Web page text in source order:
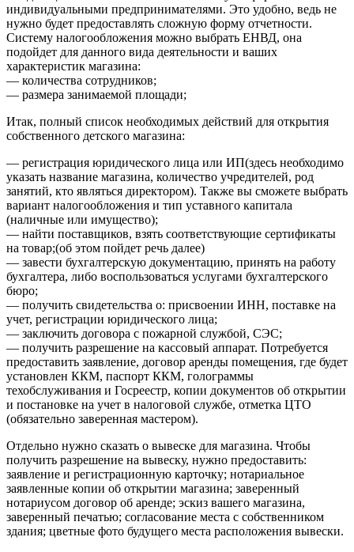
индивидуальными предпринимателями. Это удобно, ведь не
нужно будет предоставлять сложную форму отчетности.
Систему налогообложения можно выбрать ЕНВД, она
подойдет для данного вида деятельности и ваших
характеристик магазина:
— количества сотрудников;
— размера занимаемой площади;
Итак, полный список необходимых действий для открытия
собственного детского магазина:
— регистрация юридического лица или ИП(здесь необходимо
указать название магазина, количество учредителей, род
занятий, кто являться директором). Также вы сможете выбрать
вариант налогообложения и тип уставного капитала
(наличные или имущество);
— найти поставщиков, взять соответствующие сертификаты
на товар;(об этом пойдет речь далее)
— завести бухгалтерскую документацию, принять на работу
бухгалтера, либо воспользоваться услугами бухгалтерского
бюро;
— получить свидетельства о: присвоении ИНН, поставке на
учет, регистрации юридического лица;
— заключить договора с пожарной службой, СЭС;
— получить разрешение на кассовый аппарат. Потребуется
предоставить заявление, договор аренды помещения, где будет
установлен ККМ, паспорт ККМ, голограммы
техобслуживания и Госреестр, копии документов об открытии
и постановке на учет в налоговой службе, отметка ЦТО
(обязательно заверенная мастером).
Отдельно нужно сказать о вывеске для магазина. Чтобы
получить разрешение на вывеску, нужно предоставить:
заявление и регистрационную карточку; нотариальное
заявленные копии об открытии магазина; заверенный
нотариусом договор об аренде; эскиз вашего магазина,
заверенный печатью; согласование места с собственником
здания; цветные фото будущего места расположения вывески.